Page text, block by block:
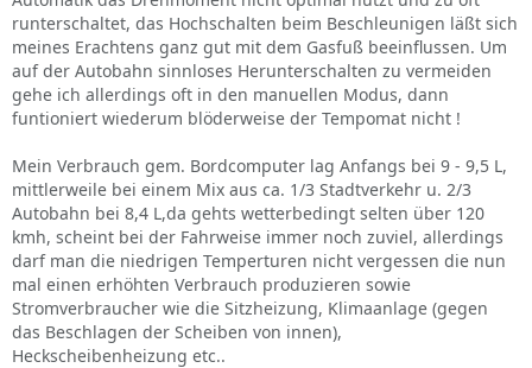
runterschaltet, das Hochschalten beim Beschleunigen läßt sich
meines Erachtens ganz gut mit dem Gasfuß beeinflussen. Um
auf der Autobahn sinnloses Herunterschalten zu vermeiden
gehe ich allerdings oft in den manuellen Modus, dann
funtioniert wiederum blöderweise der Tempomat nicht !
Mein Verbrauch gem. Bordcomputer lag Anfangs bei 9 - 9,5 L,
mittlerweile bei einem Mix aus ca. 1/3 Stadtverkehr u. 2/3
Autobahn bei 8,4 L,da gehts wetterbedingt selten über 120
kmh, scheint bei der Fahrweise immer noch zuviel, allerdings
darf man die niedrigen Temperturen nicht vergessen die nun
mal einen erhöhten Verbrauch produzieren sowie
Stromverbraucher wie die Sitzheizung, Klimaanlage (gegen
das Beschlagen der Scheiben von innen),
Heckscheibenheizung etc..